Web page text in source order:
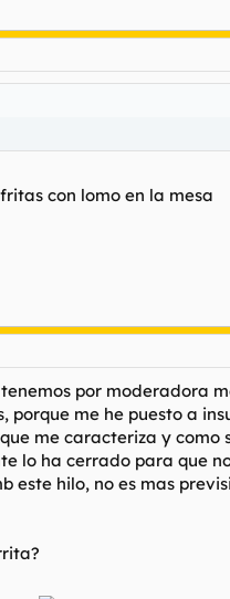
con lomo en la mesa
por moderadora
porque me he puesto a
me caracteriza y como
lo ha cerrado para que
este hilo, no es mas